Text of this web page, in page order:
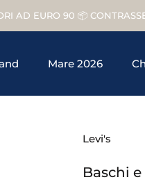
AD EURO 90 📦
Mare 2026
Levi's
Baschi